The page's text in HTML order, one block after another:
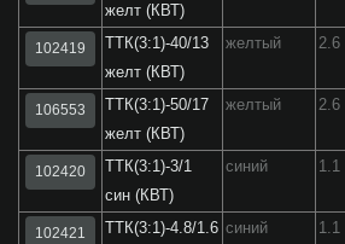
желт (КВТ)
102419
ТТК(3:1)-40/13
желт (КВТ)
желтый 2.6
106553
ТТК(3:1)-50/17
желт (КВТ)
желтый 2.6
102420
ТТК(3:1)-3/1
син (КВТ)
синий 1.1
102421
ТТК(3:1)-4.8/1.6 синий 1.1